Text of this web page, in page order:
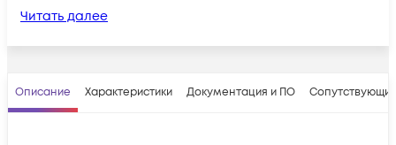
Читать далее
Описание Характеристики Документация и ПО